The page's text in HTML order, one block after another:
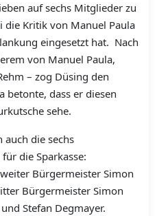
auf sechs Mitglieder zu
Kritik von Manuel Paula
eingesetzt hat. Nach
von Manuel Paula,
– zog Düsing den
betonte, dass er diesen
sehe.
die sechs
die Sparkasse:
Bürgermeister Simon
Bürgermeister Simon
Stefan Degmayer.